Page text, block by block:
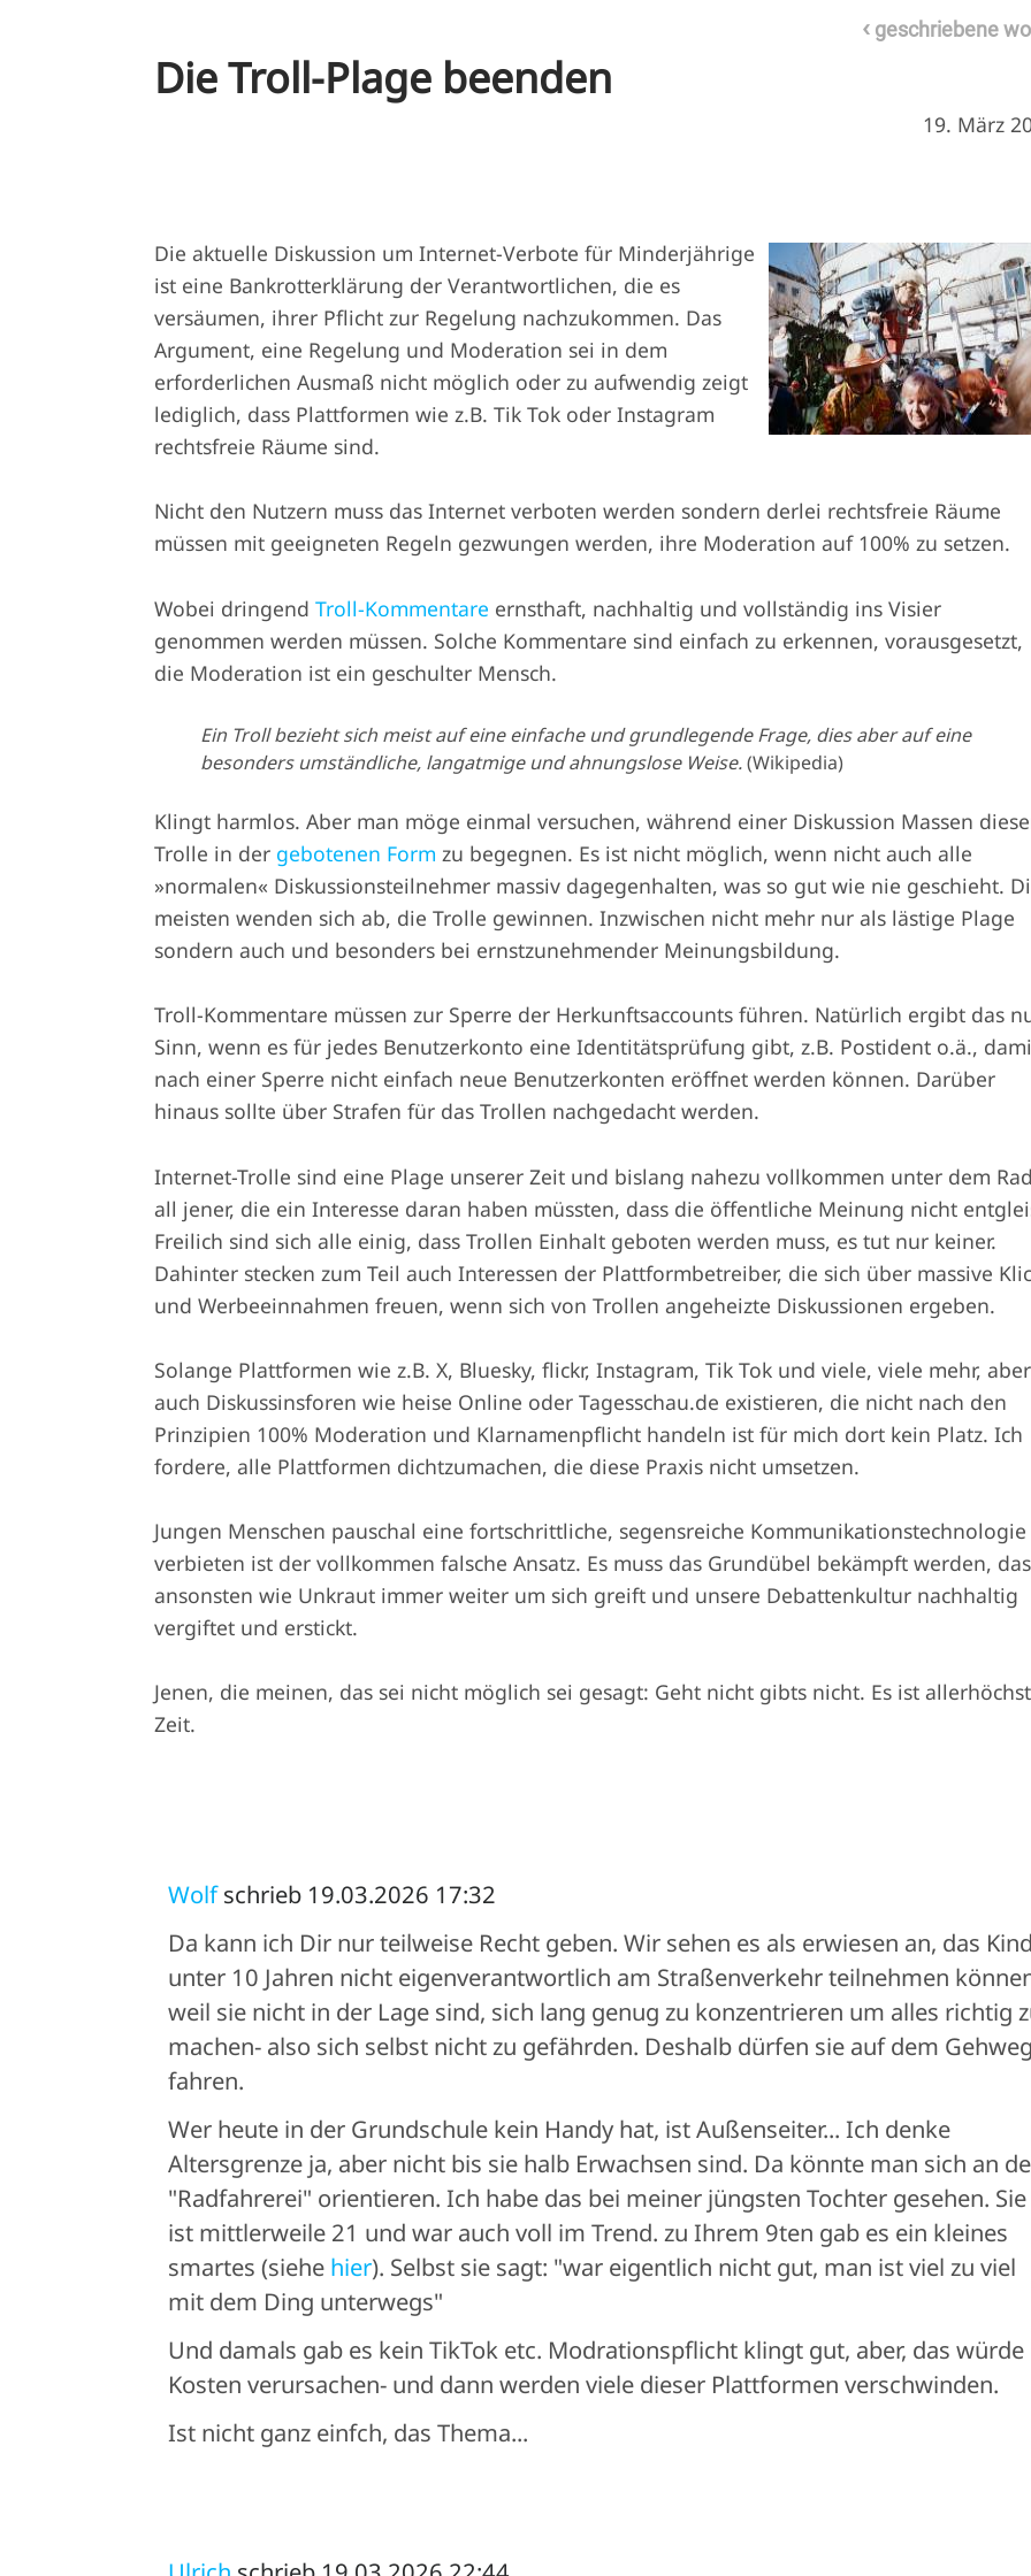
‹ geschriebene
Die Troll-Plage beenden
19. März
Die aktuelle Diskussion um Internet-Verbote für Minderjährige
ist eine Bankrotterklärung der Verantwortlichen, die es
versäumen, ihrer Pflicht zur Regelung nachzukommen. Das
Argument, eine Regelung und Moderation sei in dem
erforderlichen Ausmaß nicht möglich oder zu aufwendig zeigt
lediglich, dass Plattformen wie z.B. Tik Tok oder Instagram
rechtsfreie Räume sind.
Nicht den Nutzern muss das Internet verboten werden sondern derlei rechtsfreie Räume
müssen mit geeigneten Regeln gezwungen werden, ihre Moderation auf 100% zu setzen.
Wobei dringendTroll-Kommentare ernsthaft, nachhaltig und vollständig ins Visier
genommen werden müssen. Solche Kommentare sind einfach zu erkennen, vorausgesetzt,
die Moderation ist ein geschulter Mensch.
Ein Troll bezieht sich meist auf eine einfache und grundlegende Frage, dies aber auf eine
besonders umständliche, langatmige und ahnungslose Weise.(Wikipedia)
Klingt harmlos. Aber man möge einmal versuchen, während einer Diskussion Massen
Trolle in der gebotenen Form zu begegnen. Es ist nicht möglich, wenn nicht auch alle
»normalen« Diskussionsteilnehmer massiv dagegenhalten, was so gut wie nie geschieht.
meisten wenden sich ab, die Trolle gewinnen. Inzwischen nicht mehr nur als lästige Plage
sondern auch und besonders bei ernstzunehmender Meinungsbildung.
Troll-Kommentare müssen zur Sperre der Herkunftsaccounts führen. Natürlich ergibt das
Sinn, wenn es für jedes Benutzerkonto eine Identitätsprüfung gibt, z.B. Postident o.ä.,
nach einer Sperre nicht einfach neue Benutzerkonten eröffnet werden können. Darüber
hinaus sollte über Strafen für das Trollen nachgedacht werden.
Internet-Trolle sind eine Plage unserer Zeit und bislang nahezu vollkommen unter dem
all jener, die ein Interesse daran haben müssten, dass die öffentliche Meinung nicht
Freilich sind sich alle einig, dass Trollen Einhalt geboten werden muss, es tut nur keiner.
Dahinter stecken zum Teil auch Interessen der Plattformbetreiber, die sich über massive
und Werbeeinnahmen freuen, wenn sich von Trollen angeheizte Diskussionen ergeben.
Solange Plattformen wie z.B. X, Bluesky, flickr, Instagram, Tik Tok und viele, viele mehr, aber
auch Diskussinsforen wie heise Online oder Tagesschau.de existieren, die nicht nach den
Prinzipien 100% Moderation und Klarnamenpflicht handeln ist für mich dort kein Platz. Ich
fordere, alle Plattformen dichtzumachen, die diese Praxis nicht umsetzen.
Jungen Menschen pauschal eine fortschrittliche, segensreiche Kommunikationstechnologie
verbieten ist der vollkommen falsche Ansatz. Es muss das Grundübel bekämpft werden, das
ansonsten wie Unkraut immer weiter um sich greift und unsere Debattenkultur nachhaltig
vergiftet und erstickt.
Jenen, die meinen, das sei nicht möglich sei gesagt: Geht nicht gibts nicht. Es ist
Zeit.
Wolfschrieb 19.03.2026 17:32
Da kann ich Dir nur teilweise Recht geben. Wir sehen es als erwiesen an, das
unter 10 Jahren nicht eigenverantwortlich am Straßenverkehr teilnehmen
weil sie nicht in der Lage sind, sich lang genug zu konzentrieren um alles richtig
machen- also sich selbst nicht zu gefährden. Deshalb dürfen sie auf dem Gehweg
fahren.
Wer heute in der Grundschule kein Handy hat, ist Außenseiter... Ich denke
Altersgrenze ja, aber nicht bis sie halb Erwachsen sind. Da könnte man sich an
"Radfahrerei" orientieren. Ich habe das bei meiner jüngsten Tochter gesehen. Sie
ist mittlerweile 21 und war auch voll im Trend. zu Ihrem 9ten gab es ein kleines
smartes (siehe hier). Selbst sie sagt: "war eigentlich nicht gut, man ist viel zu viel
mit dem Ding unterwegs"
Und damals gab es kein TikTok etc. Modrationspflicht klingt gut, aber, das würde
Kosten verursachen- und dann werden viele dieser Plattformen verschwinden.
Ist nicht ganz einfch, das Thema...